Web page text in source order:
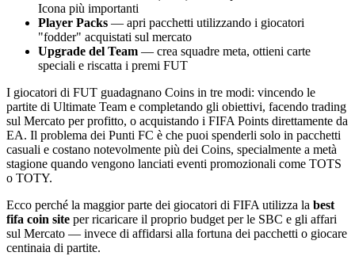
Icona più importanti
Player Packs — apri pacchetti utilizzando i giocatori
"fodder" acquistati sul mercato
Upgrade del Team — crea squadre meta, ottieni carte
speciali e riscatta i premi FUT
I giocatori di FUT guadagnano Coins in tre modi: vincendo le
partite di Ultimate Team e completando gli obiettivi, facendo trading
sul Mercato per profitto, o acquistando i FIFA Points direttamente da
EA. Il problema dei Punti FC è che puoi spenderli solo in pacchetti
casuali e costano notevolmente più dei Coins, specialmente a metà
stagione quando vengono lanciati eventi promozionali come TOTS
o TOTY.
Ecco perché la maggior parte dei giocatori di FIFA utilizza la best
fifa coin site per ricaricare il proprio budget per le SBC e gli affari
sul Mercato — invece di affidarsi alla fortuna dei pacchetti o giocare
centinaia di partite.